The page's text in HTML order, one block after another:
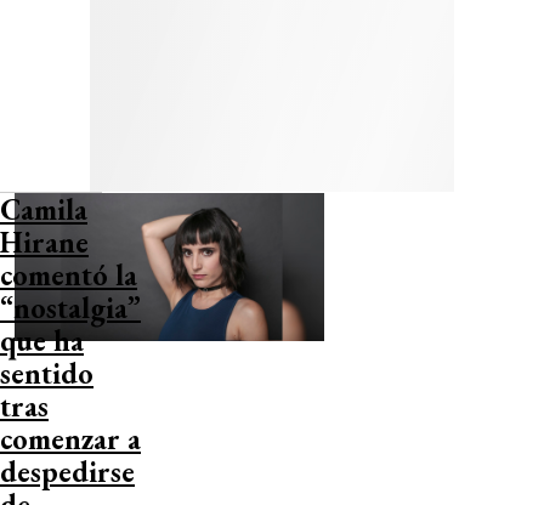
Camila
Hirane
comentó la
“nostalgia”
que ha
sentido
tras
comenzar a
despedirse